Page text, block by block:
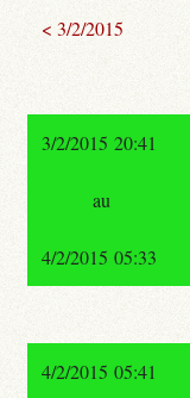
< 3/2/2015
3/2/2015 20:41
au
4/2/2015 05:33
4/2/2015 05:41